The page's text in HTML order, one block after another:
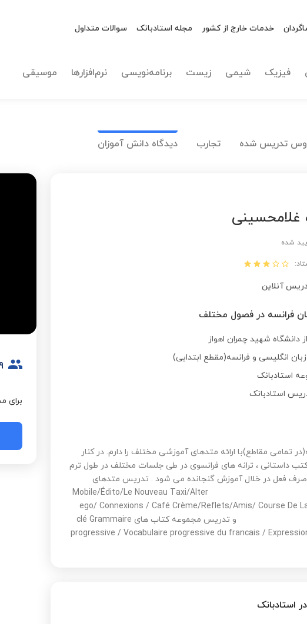
خدمات خارج از کشور مجله استادبانک سوالات متداول
فیزیک شیمی زیست برنامه‌نویسی نرم‌افزارها موسیقی
تدریس شده تجارب دیدگاه دانش آموزان
غلامحسینی
شده
آنلاین
دانشگاه شهید چمران اهواز
انگلیسی و فرانسه(مقطع ابتدایی)
استادبانک
استادبانک
تمامی مقاطع)با ارائه متدهای آموزشی مختلف را دارم. در کنار
داستانی ، ترانه های فرانسوی در طی جلسات مختلف در طول ترم
و صرف فعل در خلال آموزش گنجانده می شود . تدریس متدهای
آموزشی: Mobile/Édito/Le Nouveau Taxi/Alter
ego/ Connexions / Café Crème/Reflets/Amis/ Course De
Mauger و تدریس مجموعه کتاب های clé Grammaire
progressive / Vocabulaire progressive du francais /
استادبانک
برای